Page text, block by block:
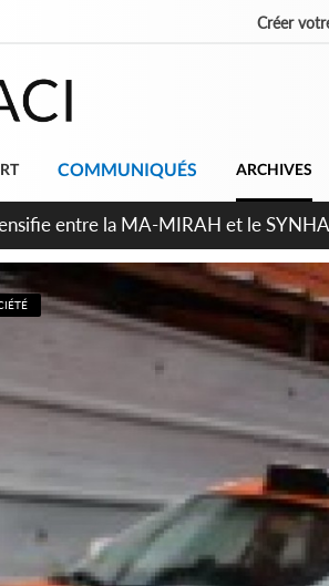
Créer
COMMUNIQUÉS ARCHIVES
environnement démocratique plus